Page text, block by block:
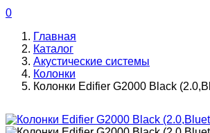
0
Главная
Каталог
Акустические системы
Колонки
Колонки Edifier G2000 Black